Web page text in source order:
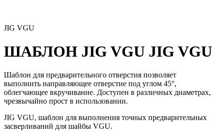
JIG VGU
ШАБЛОН JIG VGU JIG VGU
Шаблон для предварительного отверстия позволяет
выполнить направляющее отверстие под углом 45°,
облегчающее вкручивание. Доступен в различных диаметрах,
чрезвычайно прост в использовании.
JIG VGU, шаблон для выполнения точных предварительных
засверливаний для шайбы VGU.